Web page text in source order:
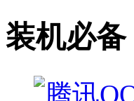
装机必备